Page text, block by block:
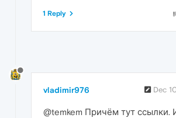
1 Reply
vladimir976 Dec
@temkem Причём тут ссылки.